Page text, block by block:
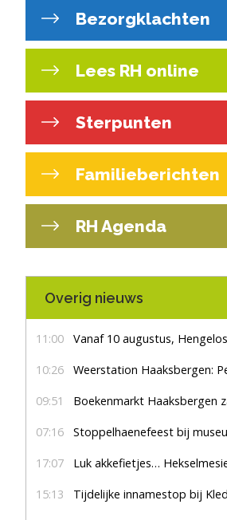
Bezorgklachten
Lees RH online
Sterpunten
Familieberichten
RH Agenda
Overig nieuws
11:00 Vanaf 10 augustus, Hengelosestraat drie weken
10:26 Weerstation Haaksbergen:
09:51 Boekenmarkt Haaksbergen zaterdag 8
07:16 Stoppelhaenefeest bij museum
17:07 Luk akkefietjes…
15:13 Tijdelijke innamestop bij